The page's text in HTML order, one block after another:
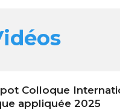
Colloque
appliquée 2025